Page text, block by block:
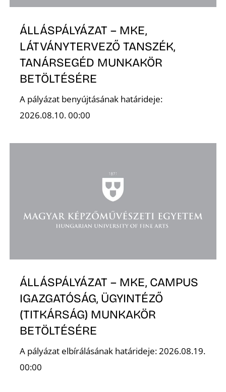
ÁLLÁSPÁLYÁZAT – MKE,
LÁTVÁNYTERVEZŐ TANSZÉK,
TANÁRSEGÉD MUNKAKÖR
BETÖLTÉSÉRE
A pályázat benyújtásának határideje:
2026.08.10. 00:00
ÁLLÁSPÁLYÁZAT – MKE, CAMPUS
IGAZGATÓSÁG, ÜGYINTÉZŐ
(TITKÁRSÁG) MUNKAKÖR
BETÖLTÉSÉRE
A pályázat elbírálásának határideje: 2026.08.19.
00:00